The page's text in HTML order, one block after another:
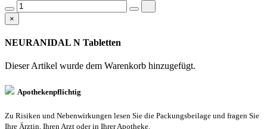
×
NEURANIDAL N Tabletten
Dieser Artikel wurde dem Warenkorb hinzugefügt.
Apothekenpflichtig
Zu Risiken und Nebenwirkungen lesen Sie die Packungsbeilage und fragen Sie
Ihre Ärztin, Ihren Arzt oder in Ihrer Apotheke.